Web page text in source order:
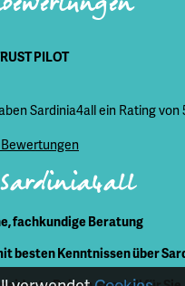
PILOT
Sardinia4all ein Rating von
Sardinia4all
fachkundige Beratung
besten Kenntnissen über